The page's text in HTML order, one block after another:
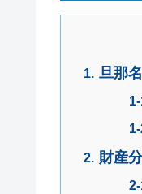
旦那
財産